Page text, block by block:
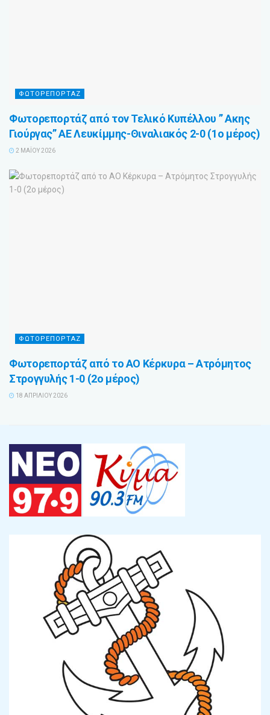
ΦΩΤΟΡΕΠΟΡΤΑΖ
Φωτορεπορτάζ από τον Τελικό Κυπέλλου ” Ακης
Γιούργας” ΑΕ Λευκίμμης-Θιναλιακός 2-0 (1ο μέρος)
2 ΜΑΪ́ΟΥ 2026
ΦΩΤΟΡΕΠΟΡΤΑΖ
Φωτορεπορτάζ από το ΑΟ Κέρκυρα – Ατρόμητος
Στρογγυλής 1-0 (2ο μέρος)
18 ΑΠΡΙΛΊΟΥ 2026